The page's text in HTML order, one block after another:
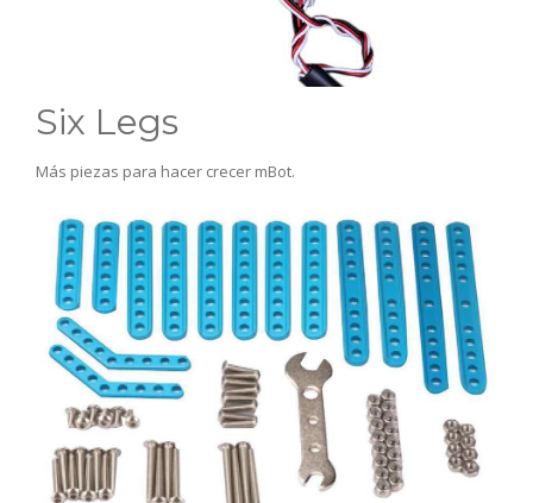
Six Legs
Más piezas para hacer crecer mBot.